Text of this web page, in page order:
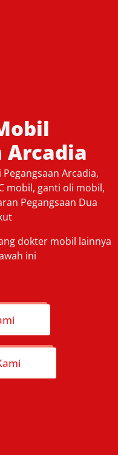
Arcadia
Arcadia,
mobil, ganti oli mobil,
Pegangsaan Dua
dokter mobil lainnya
ini